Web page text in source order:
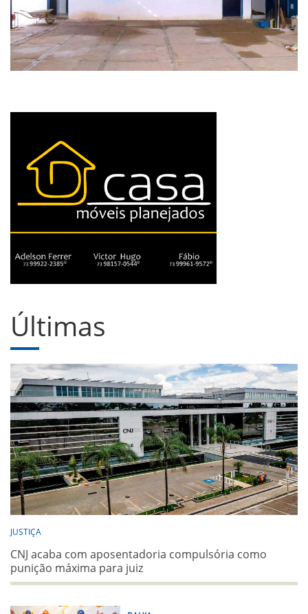
Últimas
JUSTIÇA
CNJ acaba com aposentadoria compulsória como
punição máxima para juiz